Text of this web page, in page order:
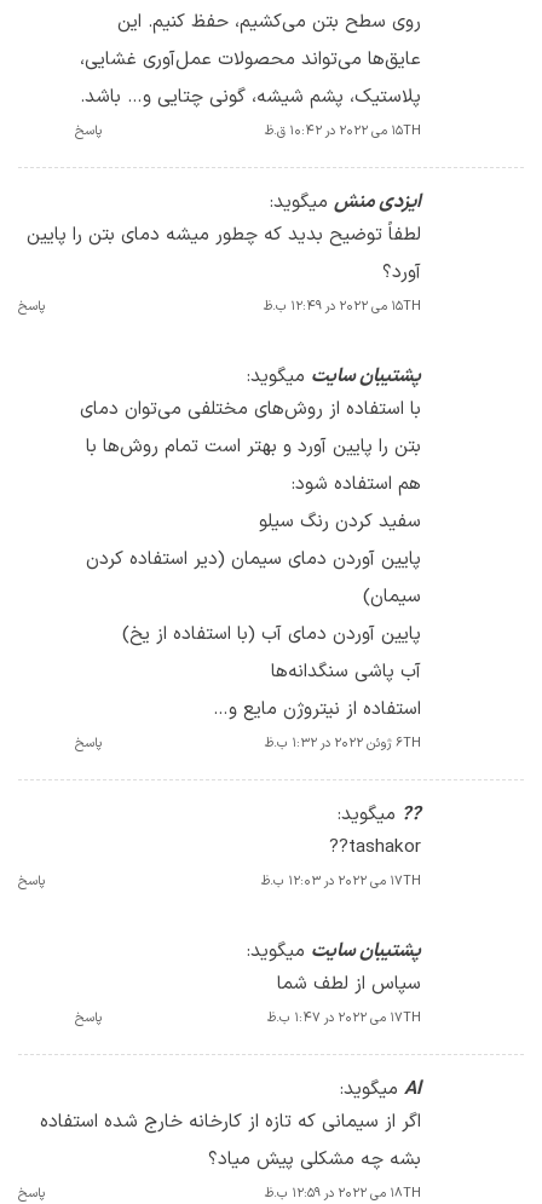
روی سطح بتن می‌کشیم، حفظ کنیم. این
عایق‌ها می‌تواند محصولات عمل‌آوری غشایی،
پلاستیک، پشم شیشه، گونی چتایی و… باشد.
15TH می 2022 در 10:42 ق.ظ پاسخ
ایزدی منش میگوید:
لطفاً توضیح بدید که چطور میشه دمای بتن را پایین
آورد؟
15TH می 2022 در 12:49 ب.ظ پاسخ
پشتیبان سایت میگوید:
با استفاده از روش‌های مختلفی می‌توان دمای
بتن را پایین آورد و بهتر است تمام روش‌ها با
هم استفاده شود:
سفید کردن رنگ سیلو
پایین آوردن دمای سیمان (دیر استفاده کردن
سیمان)
پایین آوردن دمای آب (با استفاده از یخ)
آب پاشی سنگدانه‌ها
استفاده از نیتروژن مایع و…
6TH ژوئن 2022 در 1:32 ب.ظ پاسخ
?? میگوید:
tashakor??
17TH می 2022 در 12:03 ب.ظ پاسخ
پشتیبان سایت میگوید:
سپاس از لطف شما
17TH می 2022 در 1:47 ب.ظ پاسخ
Al میگوید:
اگر از سیمانی که تازه از کارخانه خارج شده استفاده
بشه چه مشکلی پیش میاد؟
18TH می 2022 در 12:59 ب.ظ پاسخ